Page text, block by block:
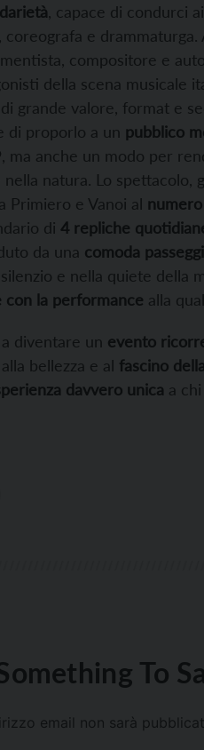
, capace di condurci ai
coreografa e
compositore e
della scena musicale
di grande valore, format e
di proporlo a un pubblico
ma anche un modo per
natura. Lo spettacolo,
Primiero e Vanoi al
di 4 repliche
da una comoda
e nella quiete della
con la performance alla
diventare un evento
bellezza e al fascino
davvero unica a
To
email non sarà